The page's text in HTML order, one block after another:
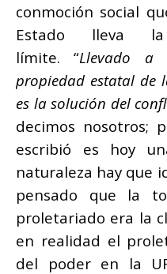
conmoción social
Estado lleva la
límite. “Llevado a
propiedad estatal de
es la solución del
decimos nosotros;
escribió es hoy
naturaleza hay que
pensado que la
proletariado era la
en realidad el
del poder en la